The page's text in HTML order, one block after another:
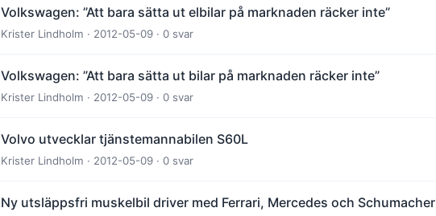
Volkswagen: ”Att bara sätta ut elbilar på marknaden räcker inte”
Krister Lindholm · 2012-05-09 · 0 svar
Volkswagen: ”Att bara sätta ut bilar på marknaden räcker inte”
Krister Lindholm · 2012-05-09 · 0 svar
Volvo utvecklar tjänstemannabilen S60L
Krister Lindholm · 2012-05-09 · 0 svar
Ny utsläppsfri muskelbil driver med Ferrari, Mercedes och Schumacher